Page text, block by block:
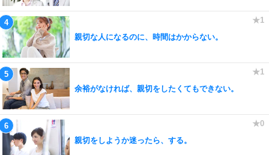
親切な人になるのに、時間はかからない。
余裕がなければ、親切をしたくてもできない。
親切をしようか迷ったら、する。